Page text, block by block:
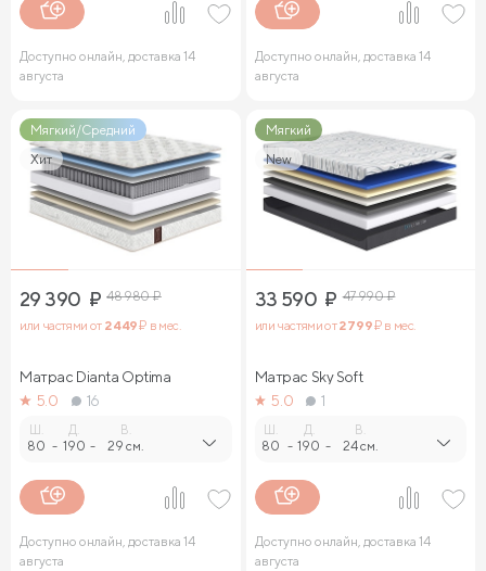
Доступно онлайн, доставка 14
августа
Доступно онлайн, доставка 14
августа
Мягкий/Средний
Хит
29 390 ₽ 48 980₽
или частями от 2 449₽ в мес.
Матрас Dianta Optima
5.0
16
80 -
Д.
190 -
В.
29 см.
Доступно онлайн, доставка 14
августа
Мягкий
New
33 590 ₽ 47 990₽
или частями от2 799₽ в мес.
Матрас Sky Soft
5.0
1
80 -
Д.
190 -
В.
24 см.
Доступно онлайн, доставка 14
августа